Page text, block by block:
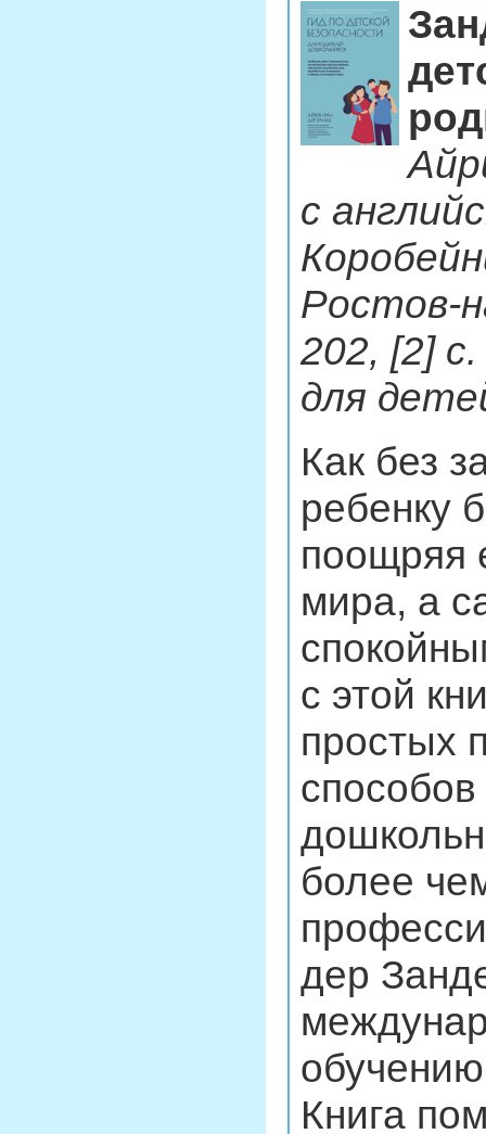
с
Ростов-
202, [2]
для
Как без
ребенку
поощряя
мира, а
с этой
простых
более
дер
Книга